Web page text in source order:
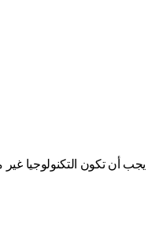
يجب أن تكون التكنولوجيا